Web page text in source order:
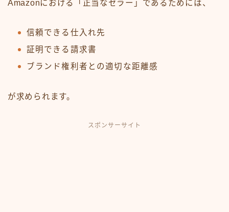
Amazonにおける「正当なセラー」であるためには、
信頼できる仕入れ先
証明できる請求書
ブランド権利者との適切な距離感
が求められます。
スポンサーサイト